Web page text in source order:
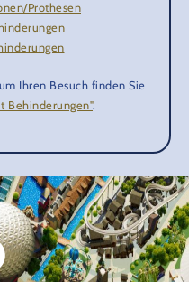
Prothesen
Ihren Besuch finden Sie
Behinderungen".